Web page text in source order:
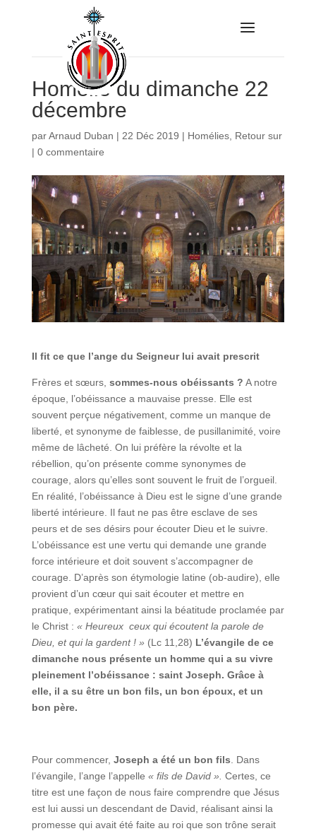
Homélie du dimanche 22
décembre
parArnaud Duban | 22 Déc 2019 | Homélies, Retour sur
| 0 commentaire
Il fit ce que l’ange du Seigneur lui avait prescrit
Frères et sœurs, sommes-nous obéissants ? A notre
époque, l’obéissance a mauvaise presse. Elle est
souvent perçue négativement, comme un manque de
liberté, et synonyme de faiblesse, de pusillanimité, voire
même de lâcheté. On lui préfère la révolte et la
rébellion, qu’on présente comme synonymes de
courage, alors qu’elles sont souvent le fruit de l’orgueil.
En réalité, l’obéissance à Dieu est le signe d’une grande
liberté intérieure. Il faut ne pas être esclave de ses
peurs et de ses désirs pour écouter Dieu et le suivre.
L’obéissance est une vertu qui demande une grande
force intérieure et doit souvent s’accompagner de
courage. D’après son étymologie latine (ob-audire), elle
provient d’un cœur qui sait écouter et mettre en
pratique, expérimentant ainsi la béatitude proclamée par
le Christ : « Heureux ceux qui écoutent la parole de
Dieu, et qui la gardent ! » (Lc 11,28) L’évangile de ce
dimanche nous présente un homme qui a su vivre
pleinement l’obéissance : saint Joseph. Grâce à
elle, il a su être un bon fils, un bon époux, et un
bon père.
Pour commencer, Joseph a été un bon fils . Dans
l’évangile, l’ange l’appelle « fils de David ». Certes, ce
titre est une façon de nous faire comprendre que Jésus
est lui aussi un descendant de David, réalisant ainsi la
promesse qui avait été faite au roi que son trône serait